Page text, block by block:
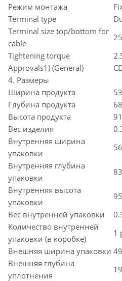
Режим монтажа
Terminal type
Terminal size top/bottom for
cable
Tightening torque
Approvals1) (General)
4. Размеры
Ширина продукта
Глубина продукта
Высота продукта
Вес изделия
Внутренняя ширина
упаковки
Внутренняя глубина
упаковки
Внутренняя высота
упаковки
Вес внутренней упаковки
Количество внутренней
упаковки (в коробке)
1
Внешняя ширина упаковки
Внешняя глубина
уплотнения